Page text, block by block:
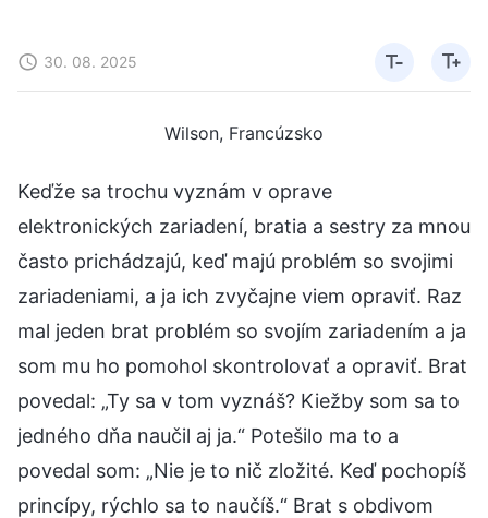
30. 08. 2025
Wilson, Francúzsko
Keďže sa trochu vyznám v oprave
elektronických zariadení, bratia a sestry za mnou
často prichádzajú, keď majú problém so svojimi
zariadeniami, a ja ich zvyčajne viem opraviť. Raz
mal jeden brat problém so svojím zariadením a ja
som mu ho pomohol skontrolovať a opraviť. Brat
povedal: „Ty sa v tom vyznáš? Kiežby som sa to
jedného dňa naučil aj ja.“ Potešilo ma to a
povedal som: „Nie je to nič zložité. Keď pochopíš
princípy, rýchlo sa to naučíš.“ Brat s obdivom